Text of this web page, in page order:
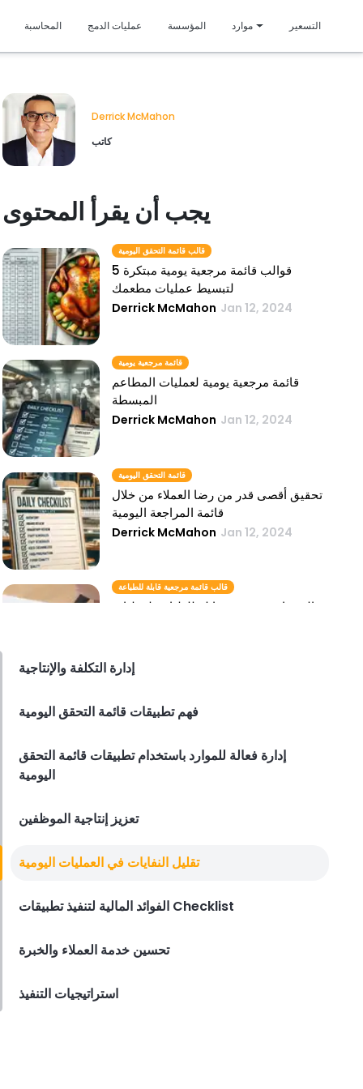
المحاسبة عمليات الدمج المؤسسة موارد التسعير
Derrick McMahon
كاتب
يجب أن يقرأ المحتوى
قالب قائمة التحقق اليومية
5 قوالب قائمة مرجعية يومية مبتكرة
لتبسيط عمليات مطعمك
Derrick McMahon Jan 12, 2024
قائمة مرجعية يومية
قائمة مرجعية يومية لعمليات المطاعم
المبسطة
Derrick McMahon Jan 12, 2024
قائمة التحقق اليومية
تحقيق أقصى قدر من رضا العملاء من خلال
قائمة المراجعة اليومية
Derrick McMahon Jan 12, 2024
قالب قائمة مرجعية قابلة للطباعة
قوالب قائمة مرجعية قابلة للطباعة لعمليات
الدليل النهائي لإدارة المهام اليومية في
Derrick McMahon Jan 12, 2024
إدارة التكلفة والإنتاجية
فهم تطبيقات قائمة التحقق اليومية
إدارة فعالة للموارد باستخدام تطبيقات قائمة التحقق
اليومية
تعزيز إنتاجية الموظفين
تقليل النفايات في العمليات اليومية
الفوائد المالية لتنفيذ تطبيقات Checklist
تحسين خدمة العملاء والخبرة
استراتيجيات التنفيذ